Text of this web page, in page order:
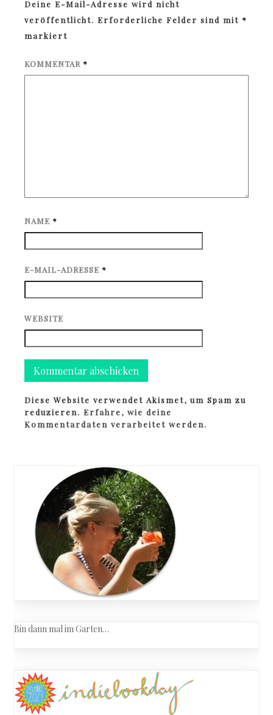
Deine E-Mail-Adresse wird nicht
veröffentlicht. Erforderliche Felder sind mit *
markiert
KOMMENTAR *
NAME *
E-MAIL-ADRESSE *
WEBSITE
Diese Website verwendet Akismet, um Spam zu
reduzieren.Erfahre, wie deine
Kommentardaten verarbeitet werden.
Bin dann mal im Garten…